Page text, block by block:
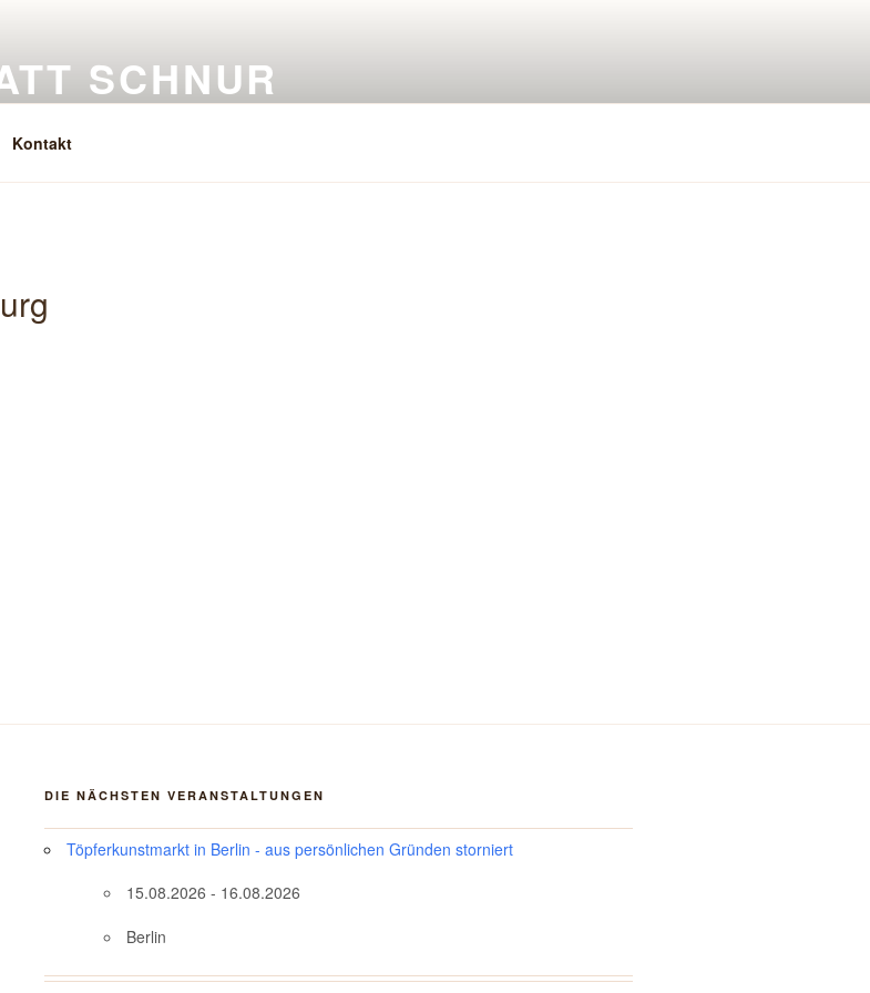
SCHNUR
Kontakt
DIE NÄCHSTEN VERANSTALTUNGEN
Töpferkunstmarkt in Berlin - aus persönlichen Gründen storniert
15.08.2026 - 16.08.2026
Berlin